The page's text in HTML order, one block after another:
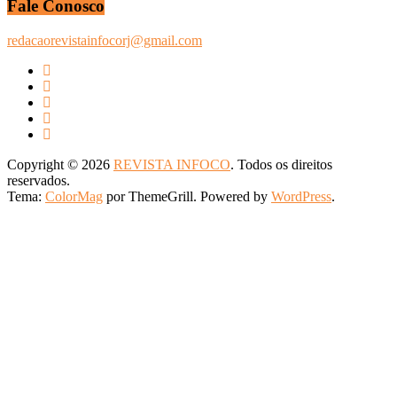
Fale Conosco
redacaorevistainfocorj@gmail.com
Copyright © 2026 REVISTA INFOCO. Todos os direitos
reservados.
Tema: ColorMag por ThemeGrill. Powered by WordPress.